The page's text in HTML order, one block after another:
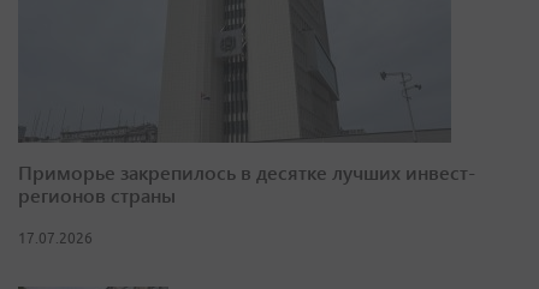
Приморье закрепилось в десятке лучших инвест-
регионов страны
17.07.2026